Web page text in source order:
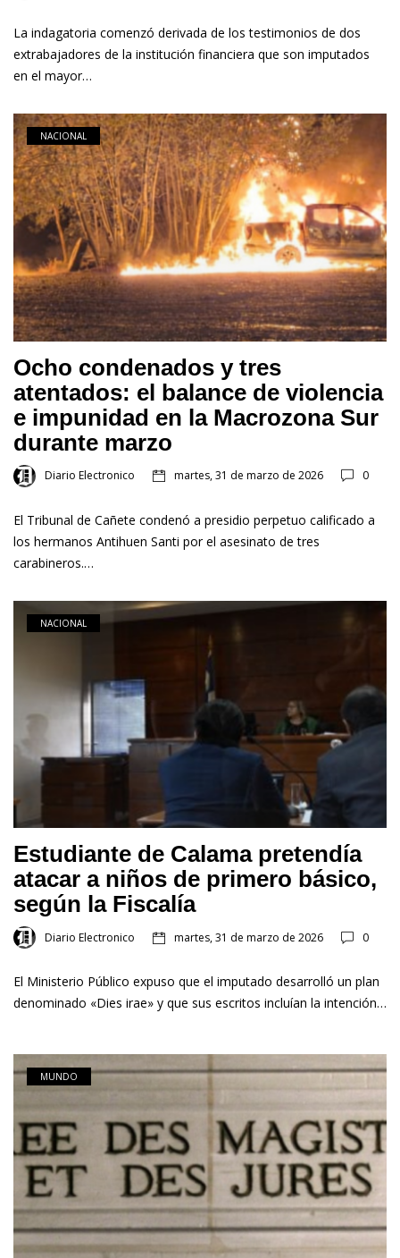
La indagatoria comenzó derivada de los testimonios de dos
extrabajadores de la institución financiera que son imputados
en el mayor…
NACIONAL
Ocho condenados y tres
atentados: el balance de violencia
e impunidad en la Macrozona Sur
durante marzo
Diario Electronico martes, 31 de marzo de 2026 0
El Tribunal de Cañete condenó a presidio perpetuo calificado a
los hermanos Antihuen Santi por el asesinato de tres
carabineros.…
NACIONAL
Estudiante de Calama pretendía
atacar a niños de primero básico,
según la Fiscalía
Diario Electronico martes, 31 de marzo de 2026 0
El Ministerio Público expuso que el imputado desarrolló un plan
denominado «Dies irae» y que sus escritos incluían la intención…
MUNDO